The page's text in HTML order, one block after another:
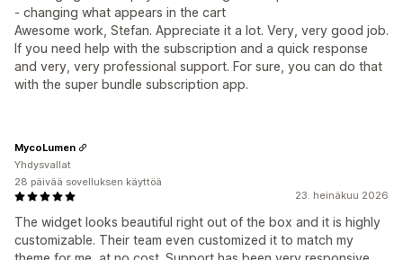
- changing what appears in the cart
Awesome work, Stefan. Appreciate it a lot. Very, very good job.
If you need help with the subscription and a quick response
and very, very professional support. For sure, you can do that
with the super bundle subscription app.
23. heinäkuu 2026
The widget looks beautiful right out of the box and it is highly
customizable. Their team even customized it to match my
MycoLumen
Yhdysvallat
28 päivää sovelluksen käyttöä